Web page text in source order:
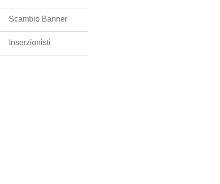
Scambio Banner
Inserzionisti